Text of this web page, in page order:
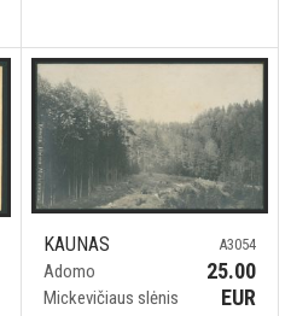
KAUNAS
Adomo
Mickevičiaus slėnis
A3054
25.00
EUR